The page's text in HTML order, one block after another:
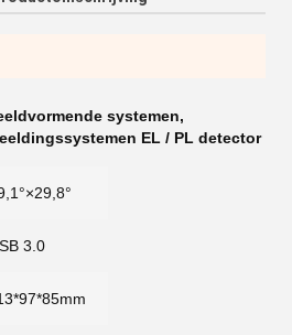
systemen,
EL / PL detector
3.0